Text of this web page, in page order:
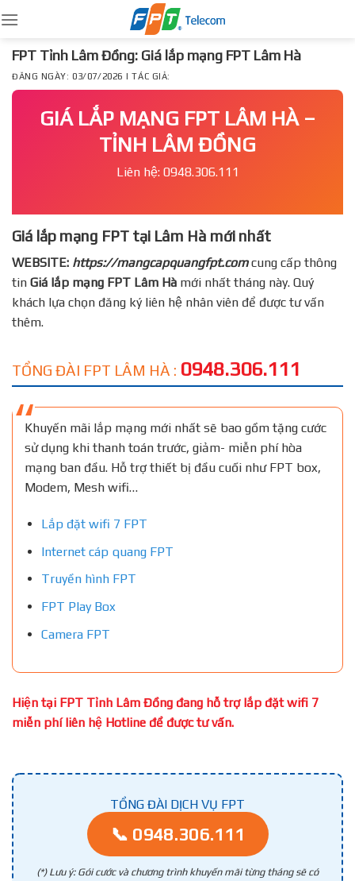
to
content
FPT Tỉnh Lâm Đồng: Giá lắp mạng FPT Lâm Hà
ĐĂNG NGÀY: 03/07/2026 | TÁC GIẢ:
GIÁ LẮP MẠNG FPT LÂM HÀ –
TỈNH LÂM ĐỒNG
Liên hệ: 0948.306.111
Giá lắp mạng FPT tại Lâm Hà mới nhất
WEBSITE: https://mangcapquangfpt.comcung cấp thông
tin Giá lắp mạng FPT Lâm Hà mới nhất tháng này. Quý
khách lựa chọn đăng ký liên hệ nhân viên để được tư vấn
thêm.
TỔNG ĐÀI FPT LÂM HÀ : 0948.306.111
Khuyến mãi lắp mạng mới nhất sẽ bao gồm tặng cước
sử dụng khi thanh toán trước, giảm- miễn phí hòa
mạng ban đầu. Hỗ trợ thiết bị đầu cuối như FPT box,
Modem, Mesh wifi…
Lắp đặt wifi 7 FPT
Internet cáp quang FPT
Truyền hình FPT
FPT Play Box
Camera FPT
Hiện tại FPT Tỉnh Lâm Đồng đang hỗ trợ lắp đặt wifi 7
miễn phí liên hệ Hotline để được tư vấn.
TỔNG ĐÀI DỊCH VỤ FPT
📞 0948.306.111
(*) Lưu ý: Gói cước và chương trình khuyến mãi từng tháng sẽ có